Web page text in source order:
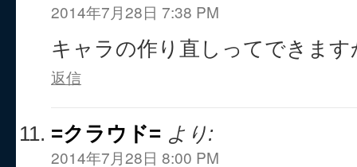
2014年7月28日 7:38 PM
キャラの作り直しってできます
返信
=クラウド= より:
2014年7月28日 8:00 PM